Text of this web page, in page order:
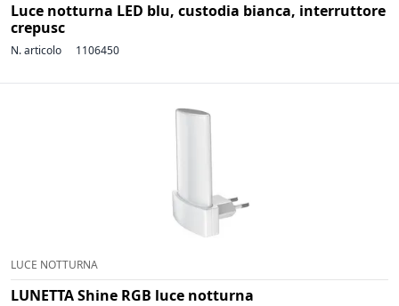
Luce notturna LED blu, custodia bianca, interruttore
crepusc
N. articolo 1106450
LUCE NOTTURNA
LUNETTA Shine RGB luce notturna